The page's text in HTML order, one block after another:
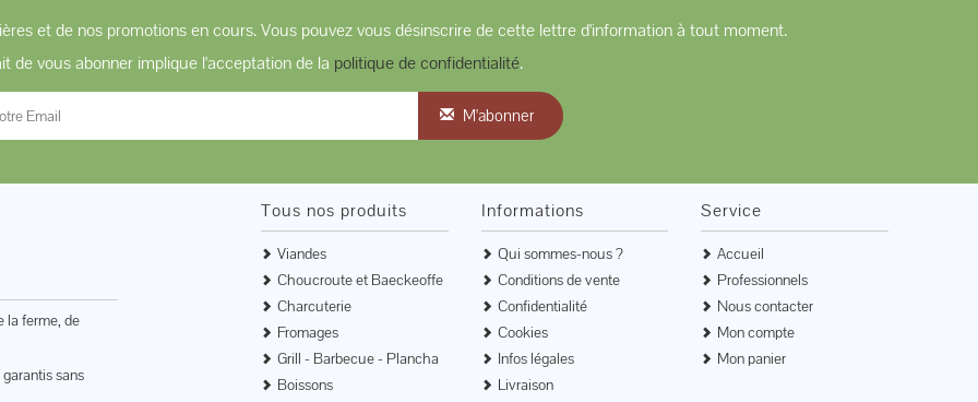
et de nos promotions en cours. Vous pouvez vous désinscrire de cette lettre d'information à tout moment.
de vous abonner implique l'acceptation de la politique de confidentialité.
M'abonner
la ferme, de
sans
Tous nos produits
Viandes
Choucroute et Baeckeoffe
Charcuterie
Fromages
Grill - Barbecue - Plancha
Boissons
Informations
Qui sommes-nous ?
Conditions de vente
Confidentialité
Cookies
Infos légales
Livraison
Service
Accueil
Professionnels
Nous contacter
Mon compte
Mon panier